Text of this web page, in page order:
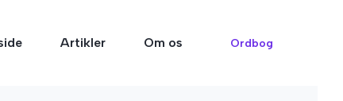
Artikler Om os Ordbog